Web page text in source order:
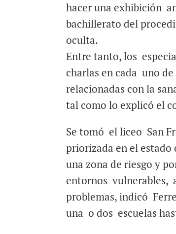
hacer una exhibición
bachillerato del
oculta.
Entre tanto, los
charlas en cada uno
relacionadas con la
tal como lo explicó el
Se tomó el liceo San
priorizada en el estado
una zona de riesgo y
entornos vulnerables,
problemas, indicó
una o dos escuelas